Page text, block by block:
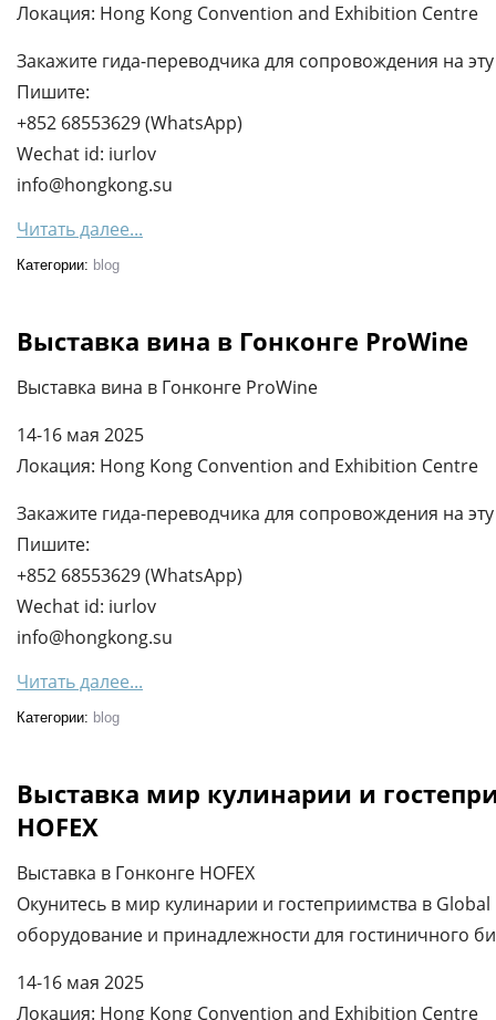
Локация: Hong Kong Convention and Exhibition Centre
Закажите гида-переводчика для сопровождения на эту
Пишите:
+852 68553629 (WhatsApp)
Wechat id: iurlov
info@hongkong.su
Читать далее...
Категории: blog
Выставка вина в Гонконге ProWine
Выставка вина в Гонконге ProWine
14-16 мая 2025
Локация: Hong Kong Convention and Exhibition Centre
Закажите гида-переводчика для сопровождения на эту
Пишите:
+852 68553629 (WhatsApp)
Wechat id: iurlov
info@hongkong.su
Читать далее...
Категории: blog
Выставка мир кулинарии и
HOFEX
Выставка в Гонконге HOFEX
Окунитесь в мир кулинарии и гостеприимства в
оборудование и принадлежности для гостиничного
14-16 мая 2025
Локация: Hong Kong Convention and Exhibition Centre